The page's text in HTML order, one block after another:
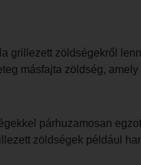
grillezett zöldségekről
másfajta zöldség,
párhuzamosan
zöldségek például